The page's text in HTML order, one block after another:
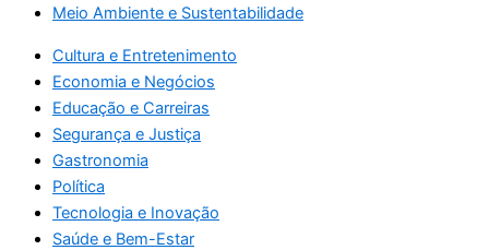
Meio Ambiente e Sustentabilidade
Cultura e Entretenimento
Economia e Negócios
Educação e Carreiras
Segurança e Justiça
Gastronomia
Política
Tecnologia e Inovação
Saúde e Bem-Estar